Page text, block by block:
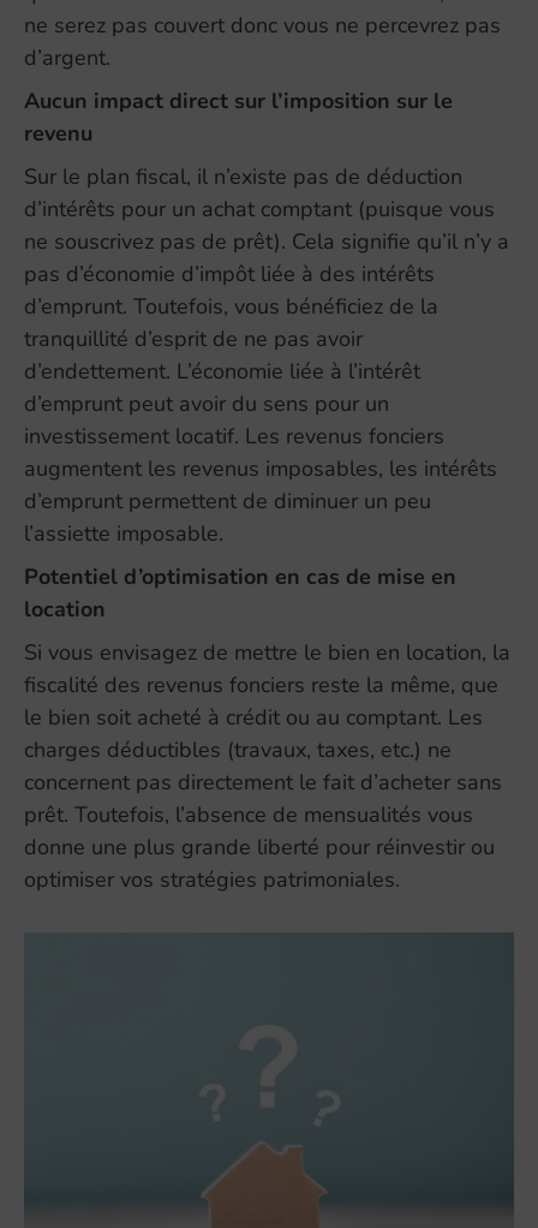
ne serez pas couvert donc vous ne percevrez pas
d’argent.
Aucun impact direct sur l’imposition sur le
revenu
Sur le plan fiscal, il n’existe pas de déduction
d’intérêts pour un achat comptant (puisque vous
ne souscrivez pas de prêt). Cela signifie qu’il n’y a
pas d’économie d’impôt liée à des intérêts
d’emprunt. Toutefois, vous bénéficiez de la
tranquillité d’esprit de ne pas avoir
d’endettement. L’économie liée à l’intérêt
d’emprunt peut avoir du sens pour un
investissement locatif. Les revenus fonciers
augmentent les revenus imposables, les intérêts
d’emprunt permettent de diminuer un peu
l’assiette imposable.
Potentiel d’optimisation en cas de mise en
location
Si vous envisagez de mettre le bien en location, la
fiscalité des revenus fonciers reste la même, que
le bien soit acheté à crédit ou au comptant. Les
charges déductibles (travaux, taxes, etc.) ne
concernent pas directement le fait d’acheter sans
prêt. Toutefois, l’absence de mensualités vous
donne une plus grande liberté pour réinvestir ou
optimiser vos stratégies patrimoniales.